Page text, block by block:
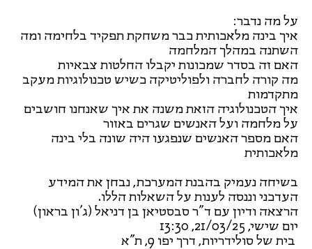
על מה נדבר:
איך בינה מלאכותית כבר משחקת תפקיד בלחימה ומה
השתנה במהלך המלחמה
האם זה בסדר שמכונות יקבלו החלטות צבאיות
מה קורה לחברה ולפוליטיקה כשיש טכנולוגיות מעקב
מתקדמות
איך הטכנולוגיה הזאת משנה את איך שאנחנו חושבים
על מלחמה ועל האנשים שגרים באזור
האם מספר האנשים שנפגעו היה שונה בלי בינה
מלאכותית
בשיחה נעמיק בהבנת המערכת, נבחן את המידע
העדכני וננסה לענות על השאלות הללו.
הרצאה ודיון עם ד"ר סבסטיאן בן דניאל (ג'ון בראון)
יום שישי, 21/03/25, 13:30
בית של סולידריות, דרך יפו 9, ת"א